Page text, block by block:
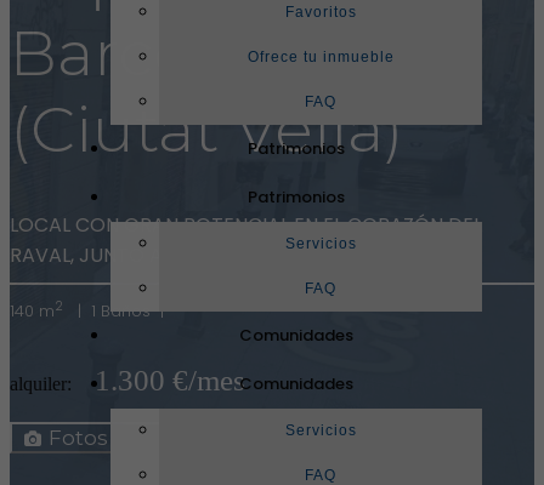
Favoritos
Ofrece tu inmueble
FAQ
Patrimonios
Patrimonios
Servicios
FAQ
Comunidades
Comunidades
Servicios
FAQ
Barcelona
(Ciutat Vella)
LOCAL CON GRAN POTENCIAL EN EL CORAZÓN DEL
RAVAL, JUNTO A JOAQUÍN COSTA(ref. 31569)
140 m2 | 1 Baños |
alquiler: 1.300 €/mes
Fotos